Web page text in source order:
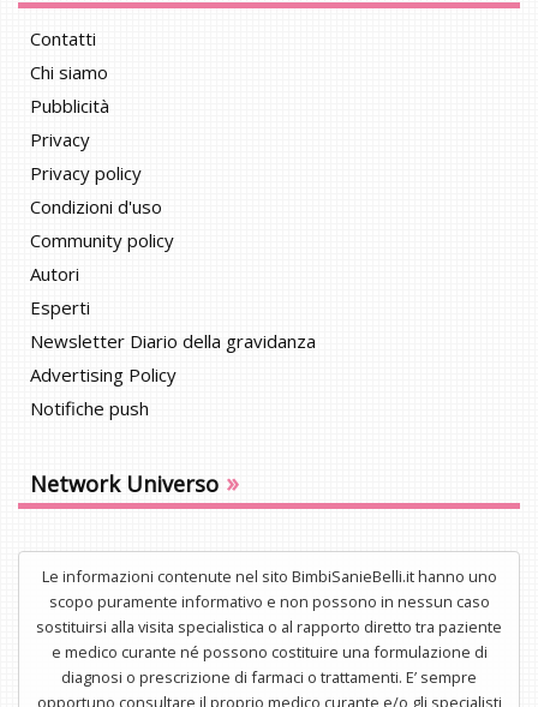
Contatti
Chi siamo
Pubblicità
Privacy
Privacy policy
Condizioni d'uso
Community policy
Autori
Esperti
Newsletter Diario della gravidanza
Advertising Policy
Notifiche push
Network Universo »
Le informazioni contenute nel sito BimbiSanieBelli.it hanno uno
scopo puramente informativo e non possono in nessun caso
sostituirsi alla visita specialistica o al rapporto diretto tra paziente
e medico curante né possono costituire una formulazione di
diagnosi o prescrizione di farmaci o trattamenti. E’ sempre
opportuno consultare il proprio medico curante e/o gli specialisti